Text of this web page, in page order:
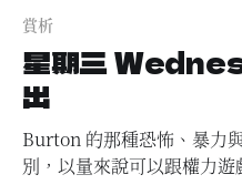
賞析
星期三
出
Burton 的那種恐怖、暴力
別，以量來說可以跟權力